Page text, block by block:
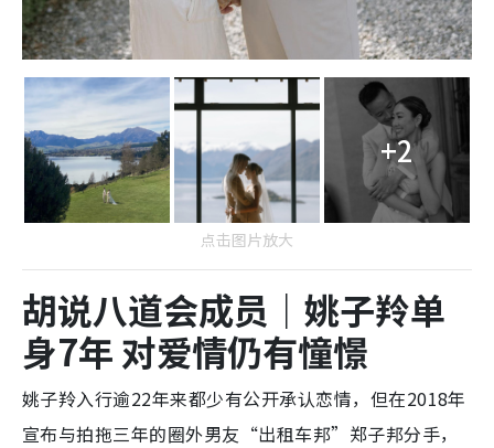
+2
点击图片放大
胡说八道会成员｜姚子羚单
身7年 对爱情仍有憧憬
姚子羚入行逾22年来都少有公开承认恋情，但在2018年
宣布与拍拖三年的圈外男友“出租车邦”郑子邦分手，